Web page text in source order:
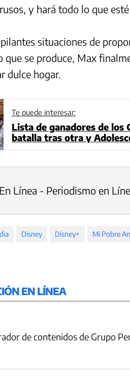
y hará todo lo que
situaciones de
que se produce, Max
dulce hogar.
Te puede interesar:
Lista de ganadores de los
batalla tras otra y
En Línea - Periodismo en
Disney Disney+ Mi Pobre
EN LÍNEA
de contenidos de Grupo